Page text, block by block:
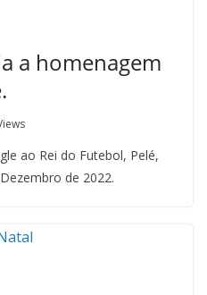
a homenagem
ao Rei do Futebol, Pelé,
de 2022.